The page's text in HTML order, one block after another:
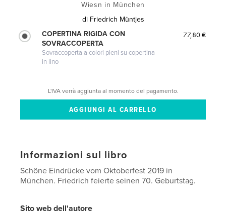
Wiesn in München
di Friedrich Müntjes
COPERTINA RIGIDA CON
SOVRACCOPERTA
Sovraccoperta a colori pieni su copertina
in lino
77,80 €
L'IVA verrà aggiunta al momento del pagamento.
Informazioni sul libro
Schöne Eindrücke vom Oktoberfest 2019 in
München. Friedrich feierte seinen 70. Geburtstag.
Sito web dell'autore